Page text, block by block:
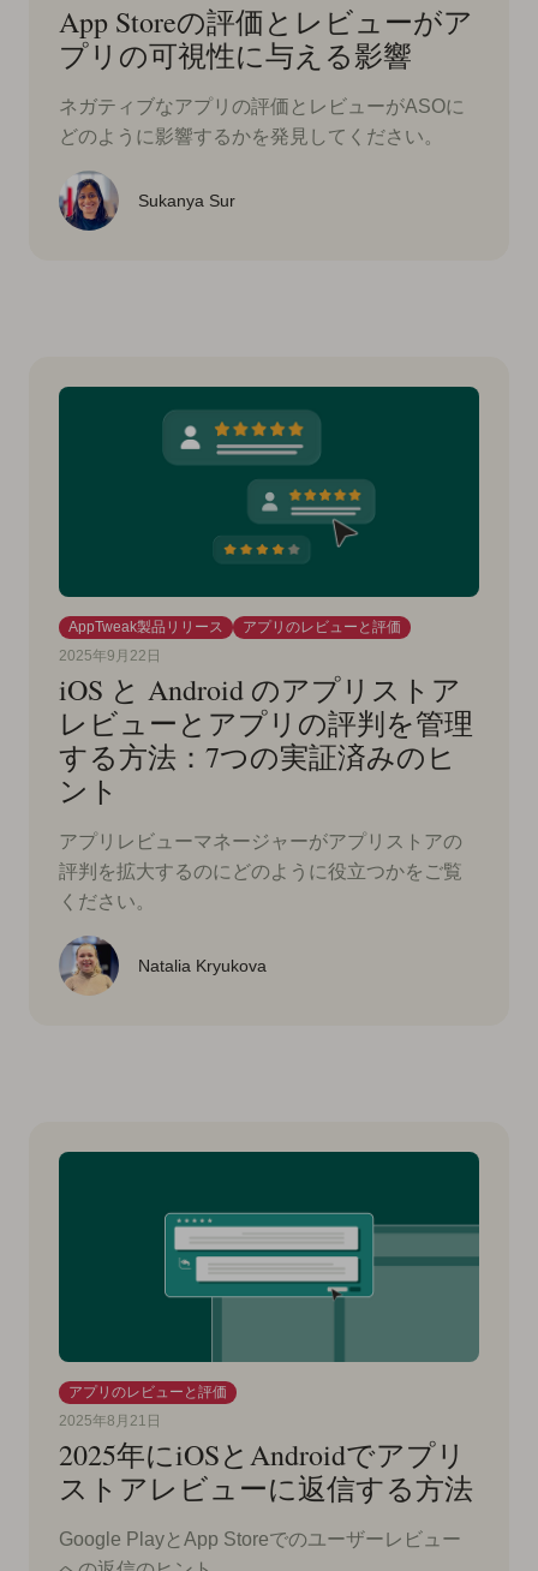
App Storeの評価とレビューがア
プリの可視性に与える影響
ネガティブなアプリの評価とレビューがASOに
どのように影響するかを発見してください。
Sukanya Sur
AppTweak製品リリース
アプリのレビューと評価
2025年9月22日
iOS と Android のアプリストア
レビューとアプリの評判を管理
する方法：7つの実証済みのヒ
ント
アプリレビューマネージャーがアプリストアの
評判を拡大するのにどのように役立つかをご覧
ください。
Natalia Kryukova
アプリのレビューと評価
2025年8月21日
2025年にiOSとAndroidでアプリ
ストアレビューに返信する方法
Google PlayとApp Storeでのユーザーレビュー